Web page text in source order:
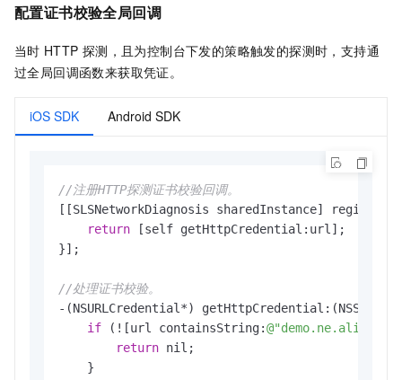
配置证书校验全局回调
当时 HTTP 探测，且为控制台下发的策略触发的探测时，支持通
过全局回调函数来获取凭证。
iOS SDK Android SDK
//注册HTTP探测证书校验回调。
[[SLSNetworkDiagnosis sharedInstance]
return [self getHttpCredential:url];
}];
//处理证书校验。
-(NSURLCredential*)
if (![url containsString:
return nil;
    }